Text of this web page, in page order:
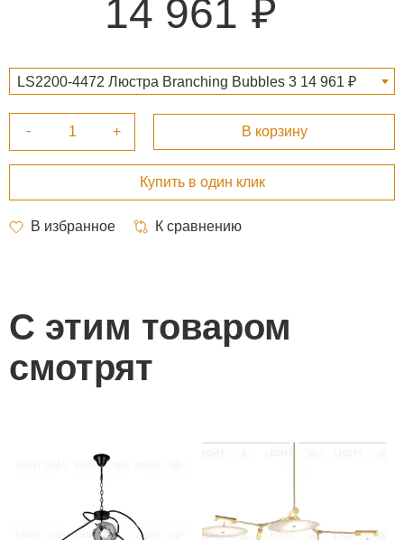
14 961
LS2200-4472 Люстра Branching Bubbles 3 14 961 ₽
С этим товаром
смотрят